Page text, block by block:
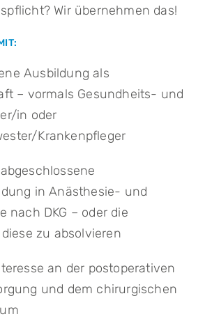
Wir übernehmen das!
Ausbildung als
und
in oder
Krankenpfleger
in Anästhesie- und
nach DKG – oder die
zu absolvieren
an der postoperativen
und dem chirurgischen